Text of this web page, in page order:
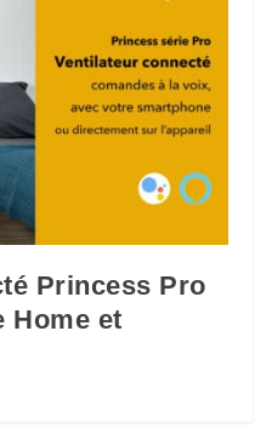
Princess Pro
Home et